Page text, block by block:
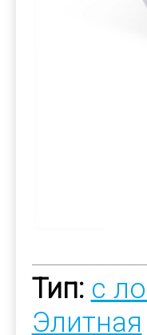
Тип: с
Элитная